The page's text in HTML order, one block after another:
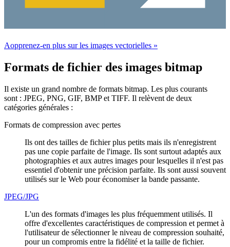
Aopprenez-en plus sur les images vectorielles »
Formats de fichier des images bitmap
Il existe un grand nombre de formats bitmap. Les plus courants
sont : JPEG, PNG, GIF, BMP et TIFF. Il relèvent de deux
catégories générales :
Formats de compression avec pertes
Ils ont des tailles de fichier plus petits mais ils n'enregistrent
pas une copie parfaite de l'image. Ils sont surtout adaptés aux
photographies et aux autres images pour lesquelles il n'est pas
essentiel d'obtenir une précision parfaite. Ils sont aussi souvent
utilisés sur le Web pour économiser la bande passante.
JPEG/JPG
L'un des formats d'images les plus fréquemment utilisés. Il
offre d'excellentes caractéristiques de compression et permet à
l'utilisateur de sélectionner le niveau de compression souhaité,
pour un compromis entre la fidélité et la taille de fichier.